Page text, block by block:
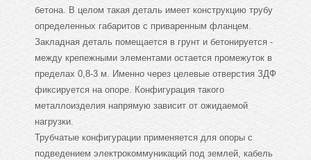
бетона. В целом такая деталь имеет конструкцию трубу
определенных габаритов с приваренным фланцем.
Закладная деталь помещается в грунт и бетонируется -
между крепежными элементами остается промежуток в
пределах 0,8-3 м. Именно через целевые отверстия ЗДФ
фиксируется на опоре. Конфигурация такого
металлоизделия напрямую зависит от ожидаемой
нагрузки.
Трубчатые конфигурации применяется для опоры с
подведением электрокоммуникаций под землей, кабель